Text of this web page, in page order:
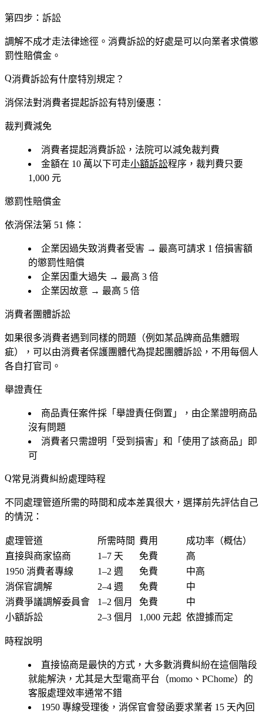
第四步：訴訟
調解不成才走法律途徑。消費訴訟的好處是可以向業者求償懲
罰性賠償金。
消費訴訟有什麼特別規定？
消保法對消費者提起訴訟有特別優惠：
裁判費減免
消費者提起消費訴訟，法院可以減免裁判費
金額在 10 萬以下可走小額訴訟程序，裁判費只要
1,000 元
懲罰性賠償金
依消保法第 51 條：
企業因過失致消費者受害 → 最高可請求 1 倍損害額
的懲罰性賠償
企業因 重大過失 → 最高 3 倍
企業因故意 → 最高 5 倍
消費者團體訴訟
如果很多消費者遇到同樣的問題（例如某品牌商品集體瑕
疵），可以由消費者保護團體代為提起團體訴訟，不用每個人
各自打官司。
舉證責任
商品責任案件採「舉證責任倒置」，由企業證明商品
沒有問題
消費者只需證明「受到損害」和「使用了該商品」即
可
常見消費糾紛處理時程
不同處理管道所需的時間和成本差異很大，選擇前先評估自己
的情況：
處理管道 所需時間 費用
成功率（概估）
直接與商家協商
1–7 天 免費
高
1950 消費者專線
1–2 週 免費
中高
消保官調解
2–4 週 免費
中
消費爭議調解委員會
1–2 個月 免費
中
小額訴訟
2–3 個月 1,000 元起 依證據而定
時程說明
直接協商是最快的方式，大多數消費糾紛在這個階段
就能解決，尤其是大型電商平台（momo、PChome）的
客服處理效率通常不錯
1950 專線受理後，消保官會發函要求業者 15 天內回